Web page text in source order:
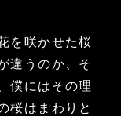
を咲かせた桜
違うのか、そ
僕にはその理
桜はまわりと